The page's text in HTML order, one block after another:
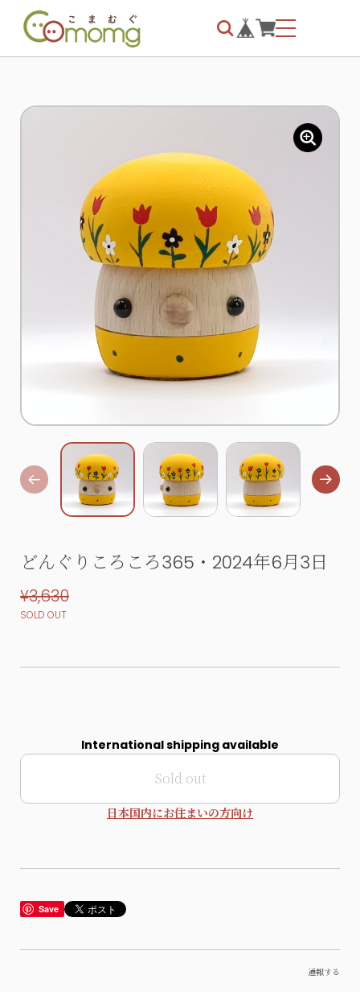
どんぐりころころ365・2024年6月3日
¥3,630
SOLD OUT
International shipping available
Sold out
日本国内にお住まいの方向け
Save
通報する